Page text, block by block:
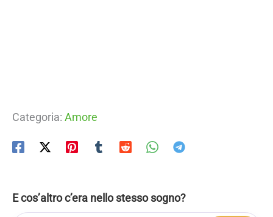
Categoria: Amore
E cos’altro c’era nello stesso sogno?